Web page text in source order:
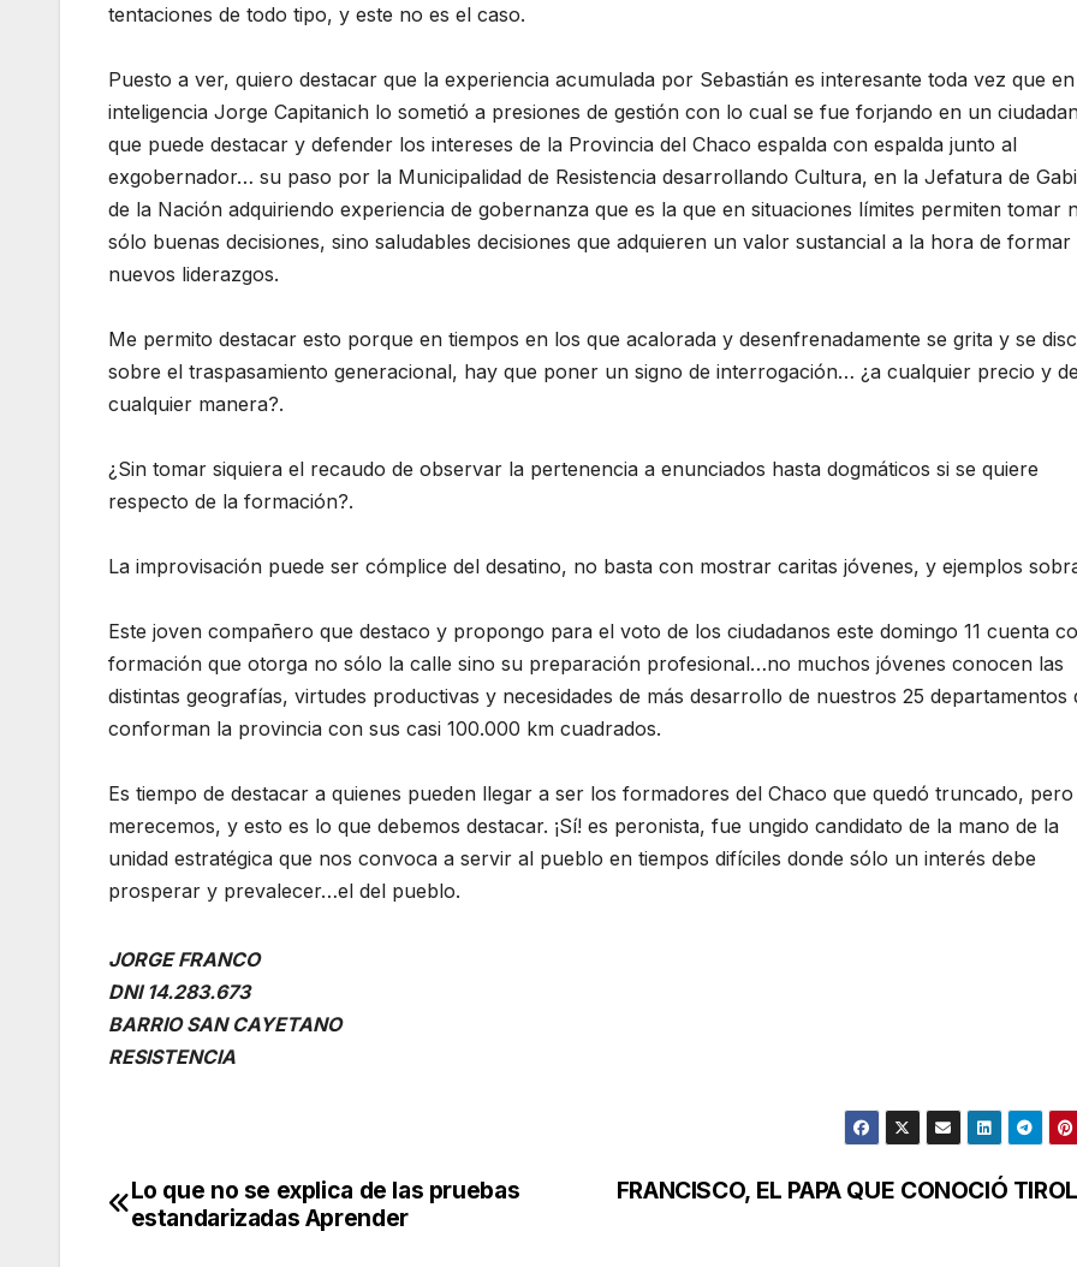
tentaciones de todo tipo, y este no es el caso.
Puesto a ver, quiero destacar que la experiencia acumulada por Sebastián es interesante toda vez que
inteligencia Jorge Capitanich lo sometió a presiones de gestión con lo cual se fue forjando en un
que puede destacar y defender los intereses de la Provincia del Chaco espalda con espalda junto al
exgobernador… su paso por la Municipalidad de Resistencia desarrollando Cultura, en la Jefatura de
de la Nación adquiriendo experiencia de gobernanza que es la que en situaciones límites permiten tomar
sólo buenas decisiones, sino saludables decisiones que adquieren un valor sustancial a la hora de formar
nuevos liderazgos.
Me permito destacar esto porque en tiempos en los que acalorada y desenfrenadamente se grita y se
sobre el traspasamiento generacional, hay que poner un signo de interrogación… ¿a cualquier precio y
cualquier manera?.
¿Sin tomar siquiera el recaudo de observar la pertenencia a enunciados hasta dogmáticos si se quiere
respecto de la formación?.
La improvisación puede ser cómplice del desatino, no basta con mostrar caritas jóvenes, y ejemplos
Este joven compañero que destaco y propongo para el voto de los ciudadanos este domingo 11 cuenta
formación que otorga no sólo la calle sino su preparación profesional…no muchos jóvenes conocen las
distintas geografías, virtudes productivas y necesidades de más desarrollo de nuestros 25 departamentos
conforman la provincia con sus casi 100.000 km cuadrados.
Es tiempo de destacar a quienes pueden llegar a ser los formadores del Chaco que quedó truncado, pero
merecemos, y esto es lo que debemos destacar. ¡Sí! es peronista, fue ungido candidato de la mano de la
unidad estratégica que nos convoca a servir al pueblo en tiempos difíciles donde sólo un interés debe
prosperar y prevalecer…el del pueblo.
JORGE FRANCO
DNI 14.283.673
BARRIO SAN CAYETANO
RESISTENCIA
Navegación
FRANCISCO, EL PAPA QUE CONOCIÓ TIROL
Lo que no se explica de las pruebas
estandarizadas Aprender